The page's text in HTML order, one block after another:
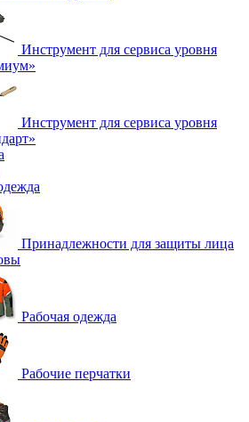
Инструмент для сервиса уровня
Инструмент для сервиса уровня
Принадлежности для защиты лица
Рабочая одежда
Рабочие перчатки